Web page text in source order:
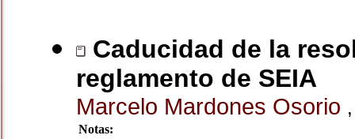
Caducidad de la
reglamento de SEIA
Marcelo Mardones Osorio
Notas: